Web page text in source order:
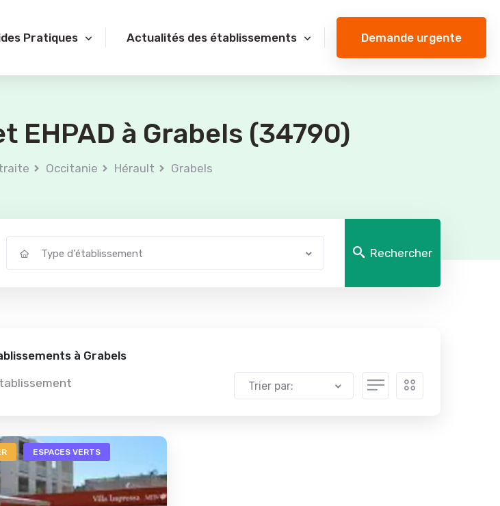
Pratiques Actualités des établissements Demande urgente
EHPAD à Grabels (34790)
Occitanie Hérault Grabels
Type d'établissement Rechercher
à Grabels
Trier par:
ESPACES VERTS